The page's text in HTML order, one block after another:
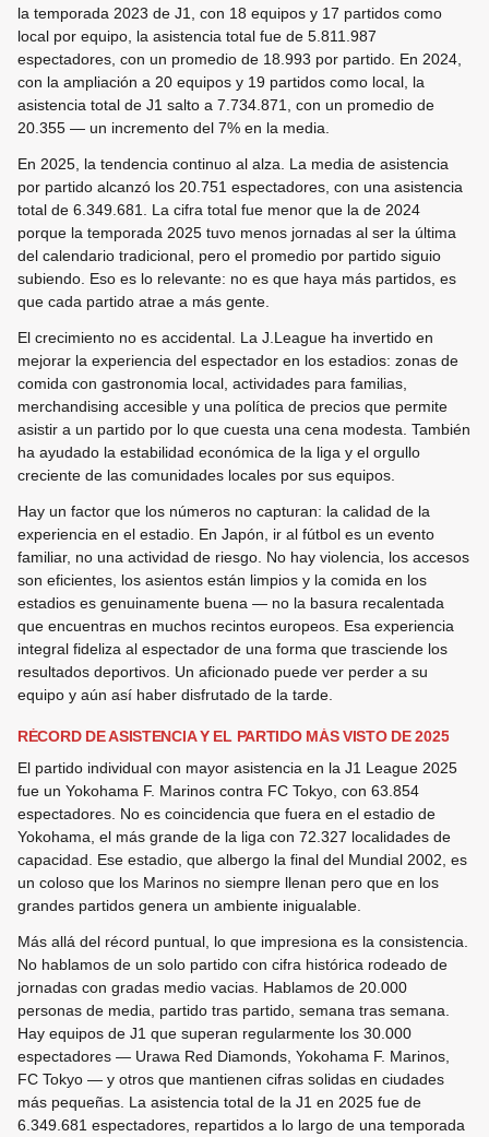
la temporada 2023 de J1, con 18 equipos y 17 partidos como
local por equipo, la asistencia total fue de 5.811.987
espectadores, con un promedio de 18.993 por partido. En 2024,
con la ampliación a 20 equipos y 19 partidos como local, la
asistencia total de J1 salto a 7.734.871, con un promedio de
20.355 — un incremento del 7% en la media.
En 2025, la tendencia continuo al alza. La media de asistencia
por partido alcanzó los 20.751 espectadores, con una asistencia
total de 6.349.681. La cifra total fue menor que la de 2024
porque la temporada 2025 tuvo menos jornadas al ser la última
del calendario tradicional, pero el promedio por partido siguio
subiendo. Eso es lo relevante: no es que haya más partidos, es
que cada partido atrae a más gente.
El crecimiento no es accidental. La J.League ha invertido en
mejorar la experiencia del espectador en los estadios: zonas de
comida con gastronomia local, actividades para familias,
merchandising accesible y una política de precios que permite
asistir a un partido por lo que cuesta una cena modesta. También
ha ayudado la estabilidad económica de la liga y el orgullo
creciente de las comunidades locales por sus equipos.
Hay un factor que los números no capturan: la calidad de la
experiencia en el estadio. En Japón, ir al fútbol es un evento
familiar, no una actividad de riesgo. No hay violencia, los accesos
son eficientes, los asientos están limpios y la comida en los
estadios es genuinamente buena — no la basura recalentada
que encuentras en muchos recintos europeos. Esa experiencia
integral fideliza al espectador de una forma que trasciende los
resultados deportivos. Un aficionado puede ver perder a su
equipo y aún así haber disfrutado de la tarde.
RÉCORD DE ASISTENCIA Y EL PARTIDO MÁS VISTO DE 2025
El partido individual con mayor asistencia en la J1 League 2025
fue un Yokohama F. Marinos contra FC Tokyo, con 63.854
espectadores. No es coincidencia que fuera en el estadio de
Yokohama, el más grande de la liga con 72.327 localidades de
capacidad. Ese estadio, que albergo la final del Mundial 2002, es
un coloso que los Marinos no siempre llenan pero que en los
grandes partidos genera un ambiente inigualable.
Más allá del récord puntual, lo que impresiona es la consistencia.
No hablamos de un solo partido con cifra histórica rodeado de
jornadas con gradas medio vacias. Hablamos de 20.000
personas de media, partido tras partido, semana tras semana.
Hay equipos de J1 que superan regularmente los 30.000
espectadores — Urawa Red Diamonds, Yokohama F. Marinos,
FC Tokyo — y otros que mantienen cifras solidas en ciudades
más pequeñas. La asistencia total de la J1 en 2025 fue de
6.349.681 espectadores, repartidos a lo largo de una temporada